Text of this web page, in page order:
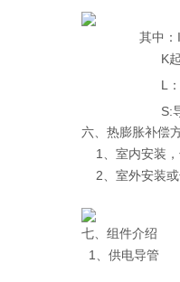
其中：
K起：绕线
L：计算长
S:导轨母
六、热膨胀补偿
1、室内安装，
2、室外安装或
七、组件介绍
1、供电导管